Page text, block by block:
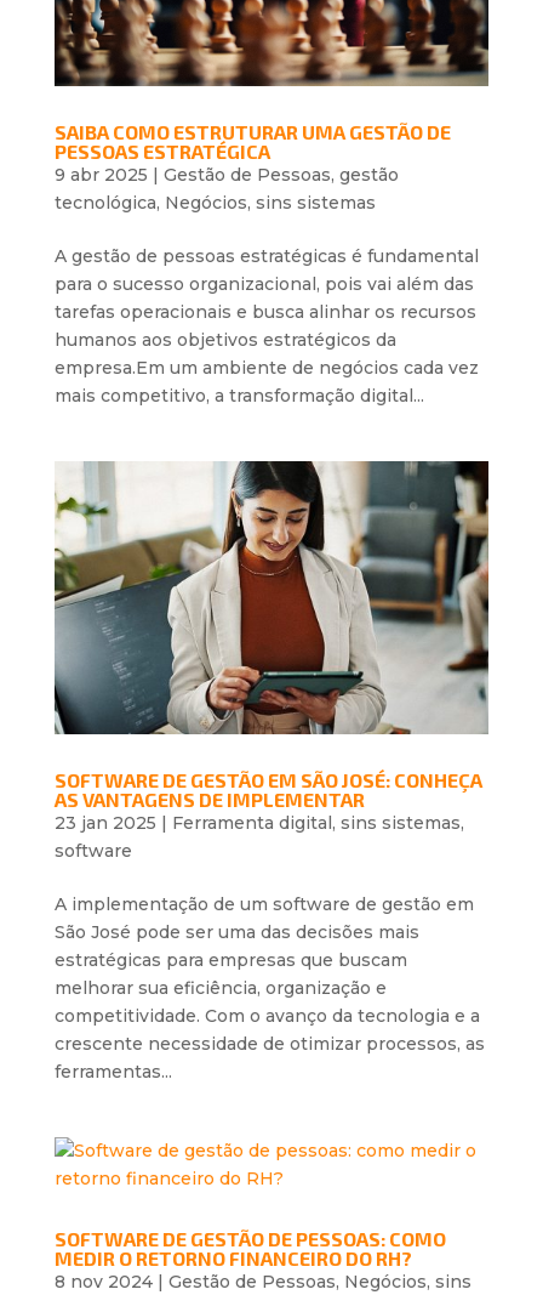
SAIBA COMO ESTRUTURAR UMA GESTÃO DE
PESSOAS ESTRATÉGICA
9 abr 2025 | Gestão de Pessoas, gestão
tecnológica, Negócios, sins sistemas
A gestão de pessoas estratégicas é fundamental
para o sucesso organizacional, pois vai além das
tarefas operacionais e busca alinhar os recursos
humanos aos objetivos estratégicos da
empresa.Em um ambiente de negócios cada vez
mais competitivo, a transformação digital...
SOFTWARE DE GESTÃO EM SÃO JOSÉ: CONHEÇA
AS VANTAGENS DE IMPLEMENTAR
23 jan 2025 Ferramenta digital , sins sistemas,
software
A implementação de um software de gestão em
São José pode ser uma das decisões mais
estratégicas para empresas que buscam
melhorar sua eficiência, organização e
competitividade. Com o avanço da tecnologia e a
crescente necessidade de otimizar processos, as
ferramentas...
SOFTWARE DE GESTÃO DE PESSOAS: COMO
MEDIR O RETORNO FINANCEIRO DO RH?
8 nov 2024| Gestão de Pessoas, Negócios, sins